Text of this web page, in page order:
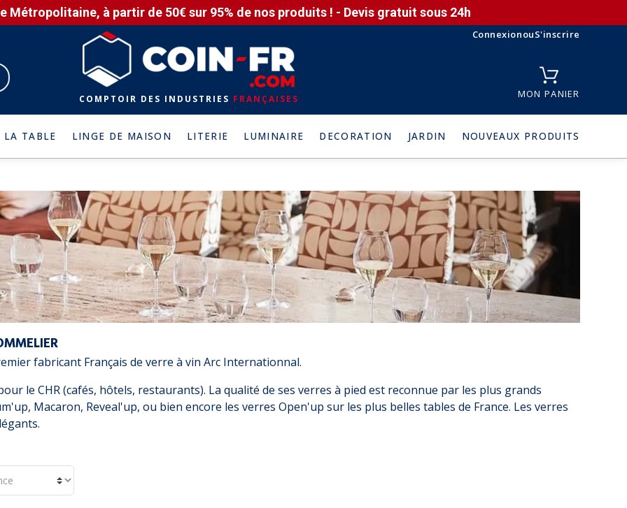
Métropolitaine, à partir de 50€ sur 95% de nos produits ! - Devis gratuit sous 24h
ConnexionouS'inscrire
COMPTOIR DES INDUSTRIES FRANÇAISES MON PANIER
LA TABLE LINGE DE MAISON LITERIE LUMINAIRE DECORATION JARDIN NOUVEAUX PRODUITS
fabricant Français de verre à vin Arc Internationnal.
le CHR (cafés, hôtels, restaurants). La qualité de ses verres à pied est reconnue par les plus grands
Macaron, Reveal'up, ou bien encore les verres Open'up sur les plus belles tables de France. Les verres